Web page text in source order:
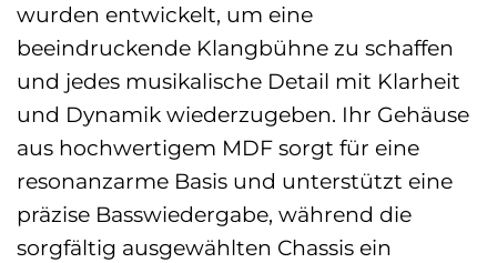
wurden entwickelt, um eine
beeindruckende Klangbühne zu schaffen
und jedes musikalische Detail mit Klarheit
und Dynamik wiederzugeben. Ihr Gehäuse
aus hochwertigem MDF sorgt für eine
resonanzarme Basis und unterstützt eine
präzise Basswiedergabe, während die
sorgfältig ausgewählten Chassis ein